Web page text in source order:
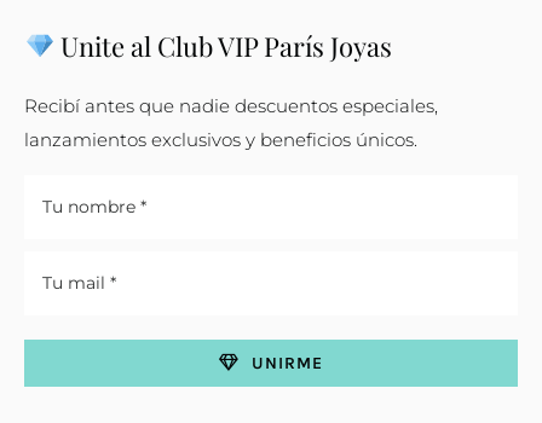
Unite al Club VIP París Joyas
Recibí antes que nadie descuentos especiales,
lanzamientos exclusivos y beneficios únicos.
UNIRME